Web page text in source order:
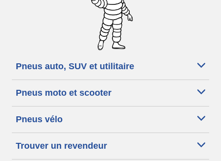
Pneus auto, SUV et utilitaire
Pneus moto et scooter
Pneus vélo
Trouver un revendeur